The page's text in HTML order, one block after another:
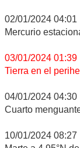
02/01/2024 04:01
Mercurio
03/01/2024 01:39
Tierra en el
04/01/2024 04:30
Cuarto
10/01/2024 08:27